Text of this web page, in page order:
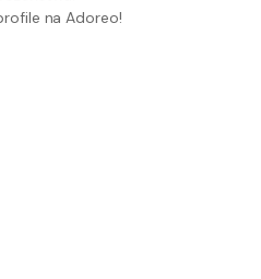
na Adoreo!